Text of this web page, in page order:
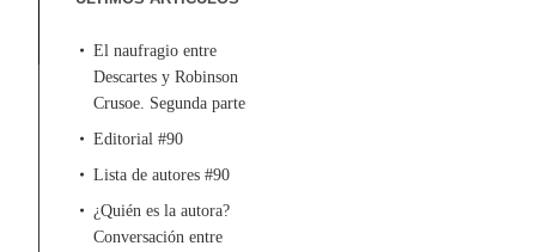
El naufragio entre
Descartes y Robinson
Crusoe. Segunda parte
Editorial #90
Lista de autores #90
¿Quién es la autora?
Conversación entre